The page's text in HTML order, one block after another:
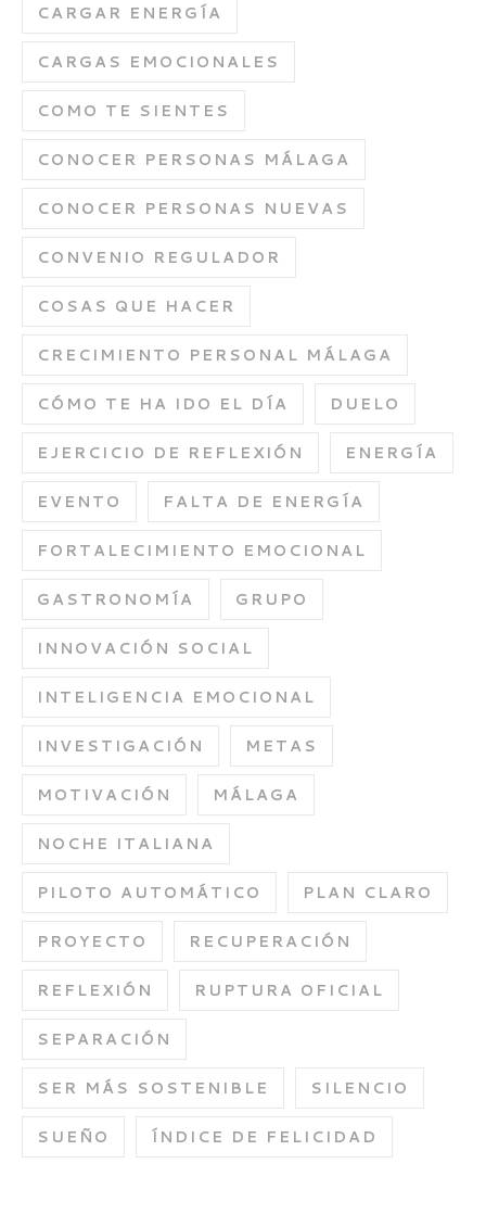
CARGAR ENERGÍA
CARGAS EMOCIONALES
COMO TE SIENTES
CONOCER PERSONAS MÁLAGA
CONOCER PERSONAS NUEVAS
CONVENIO REGULADOR
COSAS QUE HACER
CRECIMIENTO PERSONAL MÁLAGA
CÓMO TE HA IDO EL DÍA DUELO
EJERCICIO DE REFLEXIÓN ENERGÍA
EVENTO FALTA DE ENERGÍA
FORTALECIMIENTO EMOCIONAL
GASTRONOMÍA GRUPO
INNOVACIÓN SOCIAL
INTELIGENCIA EMOCIONAL
INVESTIGACIÓN METAS
MOTIVACIÓN MÁLAGA
NOCHE ITALIANA
PILOTO AUTOMÁTICO PLAN CLARO
PROYECTO RECUPERACIÓN
REFLEXIÓN RUPTURA OFICIAL
SEPARACIÓN
SER MÁS SOSTENIBLE SILENCIO
SUEÑO ÍNDICE DE FELICIDAD